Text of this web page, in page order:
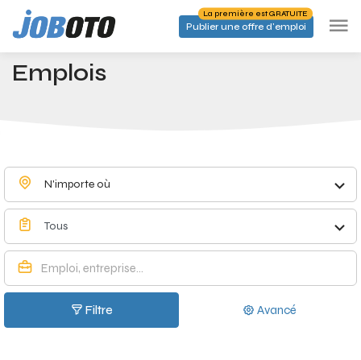
Skip to main content
Publier une offre d'emploi
La première est GRATUITE
Accueil Emplois à Fléron - Joboto
Emplois
N'importe où
Tous
Filtre Avancé